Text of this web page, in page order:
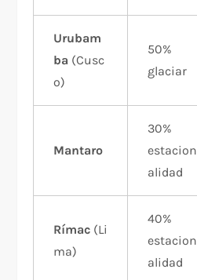
Urubam
ba (Cusc
o)
50%
glaciar
Mantaro
30%
estacion
alidad
Rímac (Li
ma)
40%
estacion
alidad